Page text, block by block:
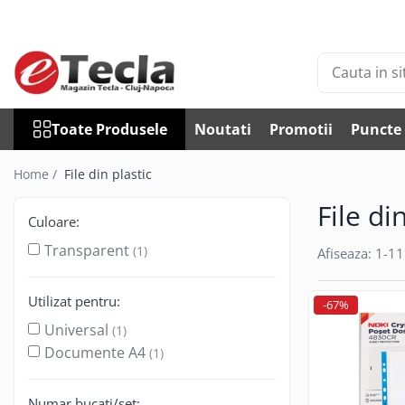
Toate Produsele
Accesorii Diverse
Accesorii auto
Auto accesorii scule
Becuri auto
Car DVR
Car FM
Accesorii Foto
Huse foto
Toate Produsele Noutati Promotii
Home / File din plastic
File
Culoare:
Transparent (1)
Utilizat pentru:
Universal (1)
Documente A4 (1)
Afiseaza: 1-11
-67%